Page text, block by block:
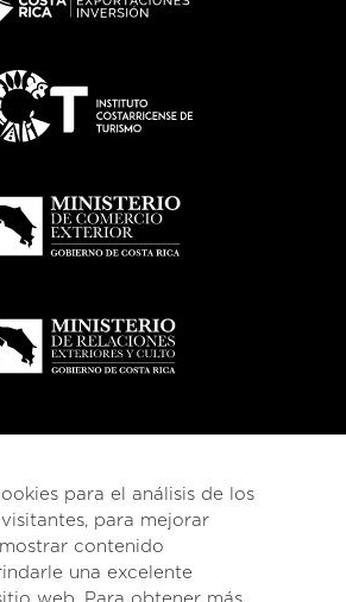
para el análisis de los
para mejorar
contenido
una excelente